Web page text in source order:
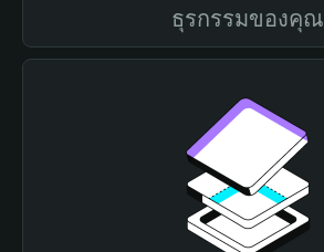
ธุรกรรมของคุณ